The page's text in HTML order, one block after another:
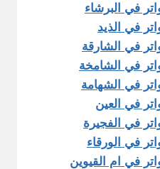
في البرشاء
في الذيد
في الشارقة
في الشامخة
في الشهامة
في العين
في الفجيرة
في الورقاء
في ام القيوين